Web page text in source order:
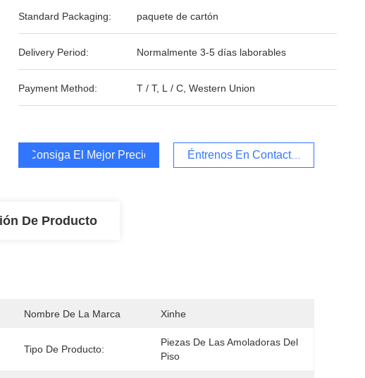
Standard Packaging: paquete de cartón
Delivery Period: Normalmente 3-5 días laborables
Payment Method: T / T, L / C, Western Union
Consiga El Mejor Precio Éntrenos En Contacto Con
De Producto
Nombre De La Marca Xinhe
Tipo De Producto:
Piezas De Las Amoladoras Del
Piso